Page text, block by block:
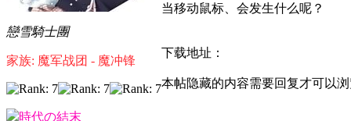
戀雪騎士團
家族: 魔军战团 - 魔冲锋
時代の結末
当移动鼠标、会发生什么呢？
下载地址：
本帖隐藏的内容需要回复才可以